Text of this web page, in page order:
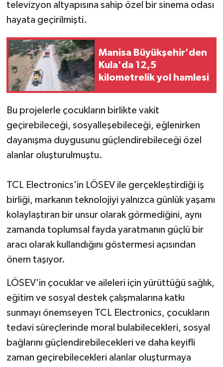
televizyon altyapısına sahip özel bir sinema odası
hayata geçirilmişti.
Manisa Büyükşehir'den
Kula'da 12,5
kilometrelik yol hamlesi
Bu projelerle çocukların birlikte vakit
geçirebileceği, sosyalleşebileceği, eğlenirken
dayanışma duygusunu güçlendirebileceği özel
alanlar oluşturulmuştu.
TCL Electronics'in LÖSEV ile gerçekleştirdiği iş
birliği, markanın teknolojiyi yalnızca günlük yaşamı
kolaylaştıran bir unsur olarak görmediğini, aynı
zamanda toplumsal fayda yaratmanın güçlü bir
aracı olarak kullandığını göstermesi açısından
önem taşıyor.
LÖSEV'in çocuklar ve aileleri için yürüttüğü sağlık,
eğitim ve sosyal destek çalışmalarına katkı
sunmayı önemseyen TCL Electronics, çocukların
tedavi süreçlerinde moral bulabilecekleri, sosyal
bağlarını güçlendirebilecekleri ve daha keyifli
zaman geçirebilecekleri alanlar oluşturmaya